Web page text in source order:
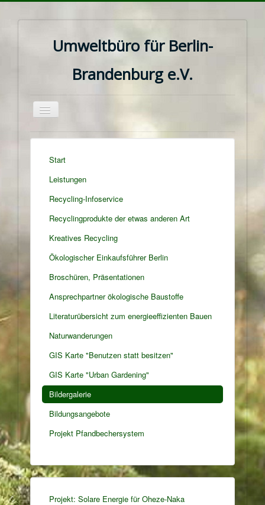
Umweltbüro für Berlin-
Brandenburg e.V.
Navigation
Start
Leistungen
Recycling-Infoservice
Recyclingprodukte der etwas anderen Art
Kreatives Recycling
Ökologischer Einkaufsführer Berlin
Broschüren, Präsentationen
Ansprechpartner ökologische Baustoffe
Literaturübersicht zum energieeffizienten Bauen
Naturwanderungen
GIS Karte "Benutzen statt besitzen"
GIS Karte "Urban Gardening"
Bildergalerie
Bildungsangebote
Projekt Pfandbechersystem
Projekt: Solare Energie für Oheze-Naka